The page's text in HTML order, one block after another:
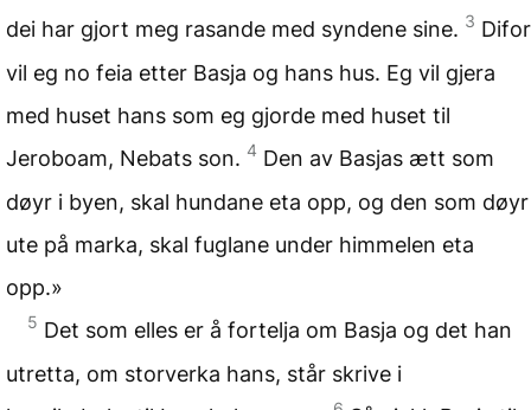
dei har gjort meg rasande med syndene sine. 3 Difor
vil eg no feia etter Basja og hans hus. Eg vil gjera
med huset hans som eg gjorde med huset til
Jeroboam, Nebats son. 4 Den av Basjas ætt som
døyr i byen, skal hundane eta opp, og den som døyr
ute på marka, skal fuglane under himmelen eta
opp.»
5 Det som elles er å fortelja om Basja og det han
utretta, om storverka hans, står skrive i